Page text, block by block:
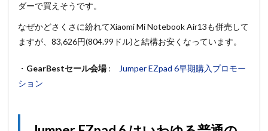
ダーで買えそうです。
なぜかどさくさに紛れてXiaomi Mi Notebook Air13も併売して
ますが、83,626円(804.99ドル)と結構お安くなっています。
・ GearBestセール会場:
Jumper EZpad 6早期購入プロモー
ション